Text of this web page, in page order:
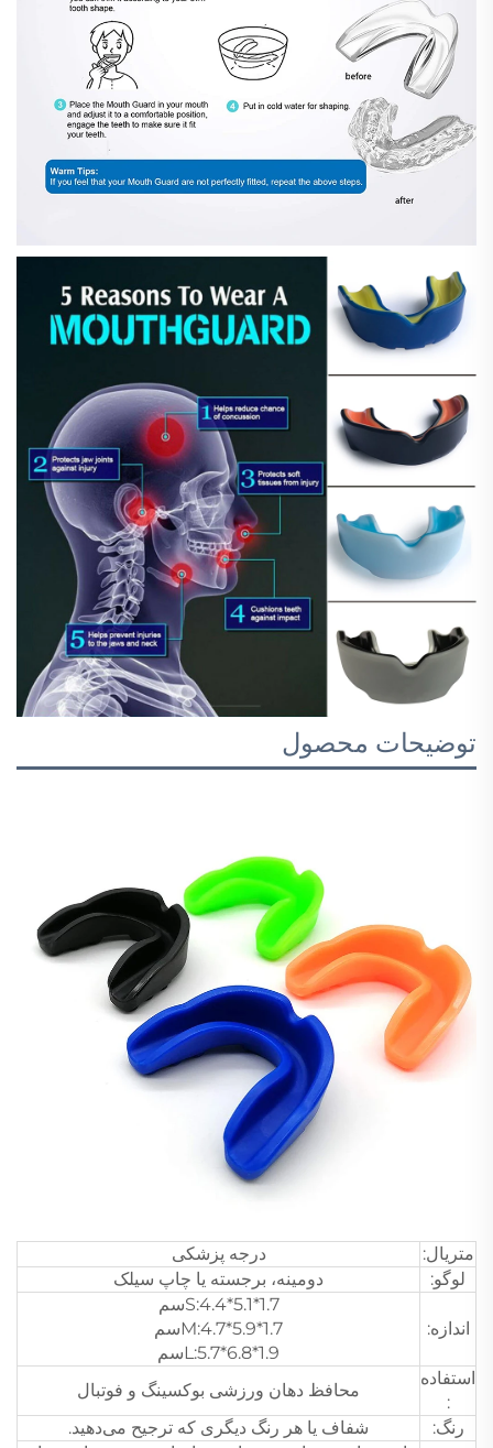
توضیحات محصول
متریال:
درجه پزشکی
لوگو:
دومینه، برجسته یا چاپ سیلک
اندازه:
S:4.4*5.1*1.7سم
M:4.7*5.9*1.7سم
L:5.7*6.8*1.9سم
استفاده
:
محافظ دهان ورزشی بوکسینگ و فوتبال
رنگ:
شفاف یا هر رنگ دیگری که ترجیح می‌دهید.